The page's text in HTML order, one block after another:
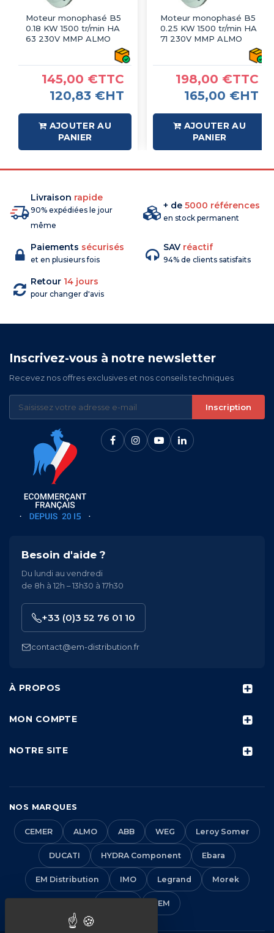
Moteur monophasé B5
0.18 KW 1500 tr/min HA
63 230V MMP ALMO
145,00 €TTC
120,83 €HT
AJOUTER AU
PANIER
Moteur monophasé B5
0.25 KW 1500 tr/min HA
71 230V MMP ALMO
198,00 €TTC
165,00 €HT
AJOUTER AU
PANIER
Livraison rapide
90% expédiées le jour
même
+ de 5000 références
en stock permanent
Paiements sécurisés
et en plusieurs fois
SAV réactif
94% de clients satisfaits
Retour 14 jours
pour changer d'avis
Inscrivez-vous à notre newsletter
Recevez nos offres exclusives et nos conseils techniques
Inscription
À PROPOS
MON COMPTE
NOTRE SITE
Besoin d'aide ?
Du lundi au vendredi
de 8h à 12h – 13h30 à 17h30
+33 (0)3 52 76 01 10
contact@em-distribution.fr
NOS MARQUES
CEMER ALMO ABB WEG Leroy Somer
DUCATI HYDRA Component Ebara
EM Distribution IMO Legrand Morek
VEM